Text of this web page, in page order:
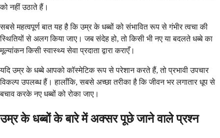
को नहीं उठाते हैं।
सबसे महत्वपूर्ण बात यह है कि उम्र के धब्बों को संभावित रूप से गंभीर त्वचा की
स्थितियों से अलग किया जाए। जब संदेह हो, तो किसी भी नए या बदलते धब्बे का
मूल्यांकन किसी स्वास्थ्य सेवा प्रदाता द्वारा कराएँ।
यदि उम्र के धब्बे आपको कॉस्मेटिक रूप से परेशान करते हैं, तो प्रभावी उपचार
विकल्प उपलब्ध हैं। हालाँकि, सबसे अच्छा तरीका है कि जीवन भर लगातार धूप से
बचाव करके नए धब्बों को रोका जाए।
उम्र के धब्बों के बारे में अक्सर पूछे जाने वाले प्रश्न